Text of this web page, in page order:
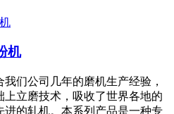
机
们公司几年的磨机生产经验，
上立磨技术，吸收了世界各地的
进的轧机。本系列产品是一种专